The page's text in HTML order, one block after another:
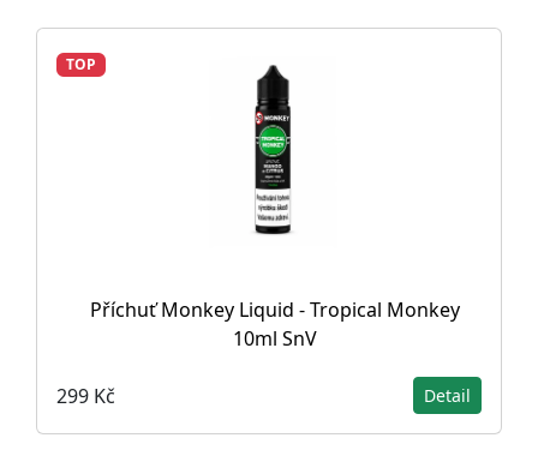
TOP
Příchuť Monkey Liquid - Tropical Monkey
10ml SnV
299 Kč Detail